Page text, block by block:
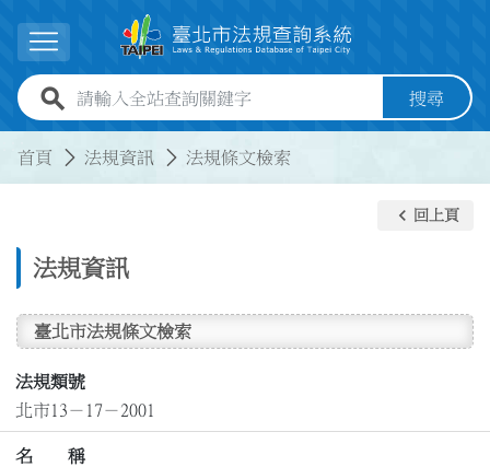
展開選單
全站查詢關鍵字欄位 搜尋
首頁 法規資訊 法規條文檢索
法規資訊
keyboard_arrow_left 回上頁
臺北市法規條文檢索
法規類號
北市13－17－2001
名 稱